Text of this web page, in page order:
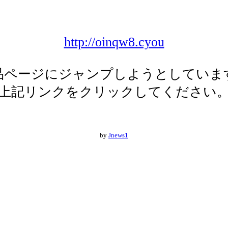
http://oinqw8.cyou
ページにジャンプしようとしていま
記リンクをクリックしてください
by Jnews1